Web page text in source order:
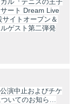
ート Dream Live
サイトオープン＆
ゲスト第二弾発
演中⽌およびチケ
いてのお知ら…